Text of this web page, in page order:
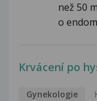
než 50
o
Krvácení po
Gynekologie